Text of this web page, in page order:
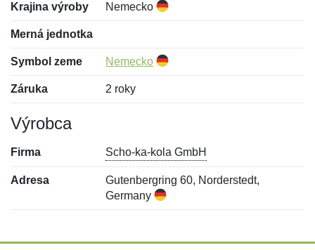
Krajina výroby Nemecko
Merná jednotka
Symbol zeme Nemecko
Záruka 2 roky
Výrobca
Firma Scho-ka-kola GmbH
Adresa
Gutenbergring 60, Norderstedt,
Germany